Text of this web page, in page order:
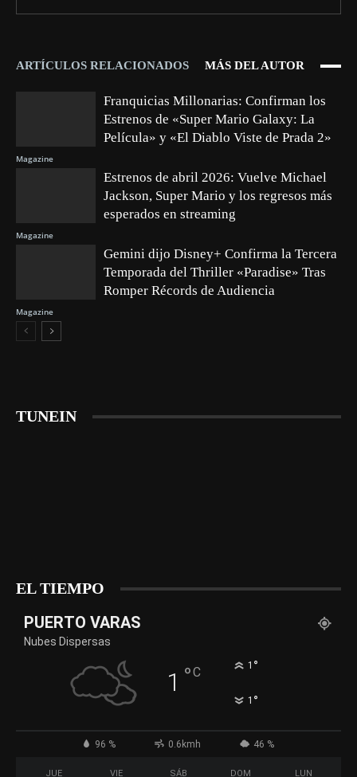
ARTÍCULOS RELACIONADOS MÁS DEL AUTOR
Magazine
Franquicias Millonarias: Confirman los
Estrenos de «Super Mario Galaxy: La
Película» y «El Diablo Viste de Prada 2»
Magazine
Estrenos de abril 2026: Vuelve Michael
Jackson, Super Mario y los regresos más
esperados en streaming
Magazine
Gemini dijo Disney+ Confirma la Tercera
Temporada del Thriller «Paradise» Tras
Romper Récords de Audiencia
TUNEIN
EL TIEMPO
PUERTO VARAS
Nubes Dispersas
1 °C 1 °
1 °
96 % 0.6kmh 46 %
JUE VIE SÁB DOM LUN